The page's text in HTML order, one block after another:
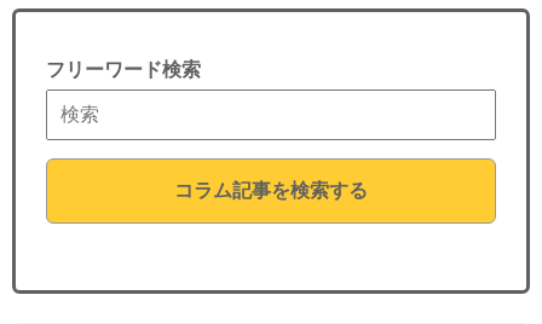
コンサルティング
フリーワード検索
コラム記事を検索する